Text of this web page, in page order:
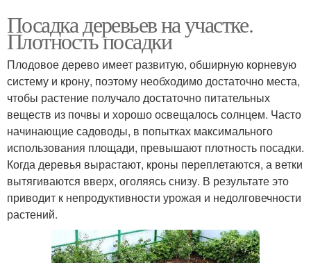
Посадка деревьев на участке.
Плотность посадки
Плодовое дерево имеет развитую, обширную корневую
систему и крону, поэтому необходимо достаточно места,
чтобы растение получало достаточно питательных
веществ из почвы и хорошо освещалось солнцем. Часто
начинающие садоводы, в попытках максимального
использования площади, превышают плотность посадки.
Когда деревья вырастают, кроны переплетаются, а ветки
вытягиваются вверх, оголяясь снизу. В результате это
приводит к непродуктивности урожая и недолговечности
растений.